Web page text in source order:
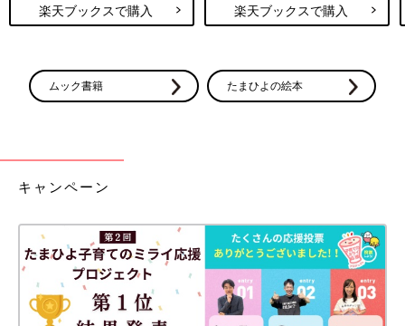
楽天ブックスで購入 楽天ブックスで購入
ムック書籍 たまひよの絵本
キャンペーン